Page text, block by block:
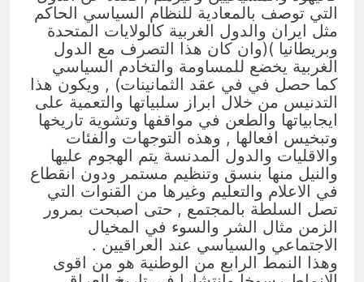
التي توصف بالمعادية للنظام السياسي الحاكم
مثل ايران والدول الغربية كالولايات المتحدة
وبريطانيا )(وان كان هذا التصرف مع الدول
الغربية يخضع للمساومة والتخادم السياسي
كما حصل في في عقد الثمانينات) , ويكون هذا
التدنيس من خلال ابراز سلبياتها والتعمية على
ايجابياتها والطعن في مواقفها وتشوية تاريخها
وتبخيس افعالها , وهذه التوجهات والفئات
والاقليات والدول المدنسة يتم الهجوم عليها
والنيل منها بنسق وتنظيم مستمر ودون انقطاع
في الاعلام والتعليم وغيرها من القنوات التي
تصل السلطة بالمجتمع , حتى اصبحت بمرور
الزمن مثال الشر والسوء في المخيال
الاجتماعي والسياسي عند العراقيين .
وهذا النمط الرابع من الوطنية هو من اقوى